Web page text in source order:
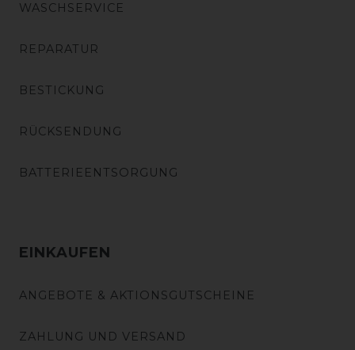
WASCHSERVICE
REPARATUR
BESTICKUNG
RÜCKSENDUNG
BATTERIEENTSORGUNG
EINKAUFEN
ANGEBOTE & AKTIONSGUTSCHEINE
ZAHLUNG UND VERSAND